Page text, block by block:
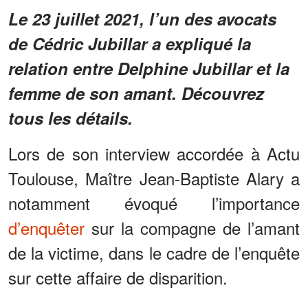
Le 23 juillet 2021, l’un des avocats
de Cédric Jubillar a expliqué la
relation entre Delphine Jubillar et la
femme de son amant. Découvrez
tous les détails.
Lors de son interview accordée à Actu
Toulouse, Maître Jean-Baptiste Alary a
notamment évoqué l’importance
d’enquêter sur la compagne de l’amant
de la victime, dans le cadre de l’enquête
sur cette affaire de disparition.